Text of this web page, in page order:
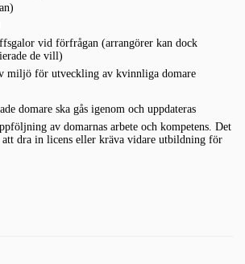
vid förfrågan (arrangörer kan dock
de vill)
miljö för utveckling av kvinnliga domare
domare ska gås igenom och uppdateras
av domarnas arbete och kompetens. Det
dra in licens eller kräva vidare utbildning för